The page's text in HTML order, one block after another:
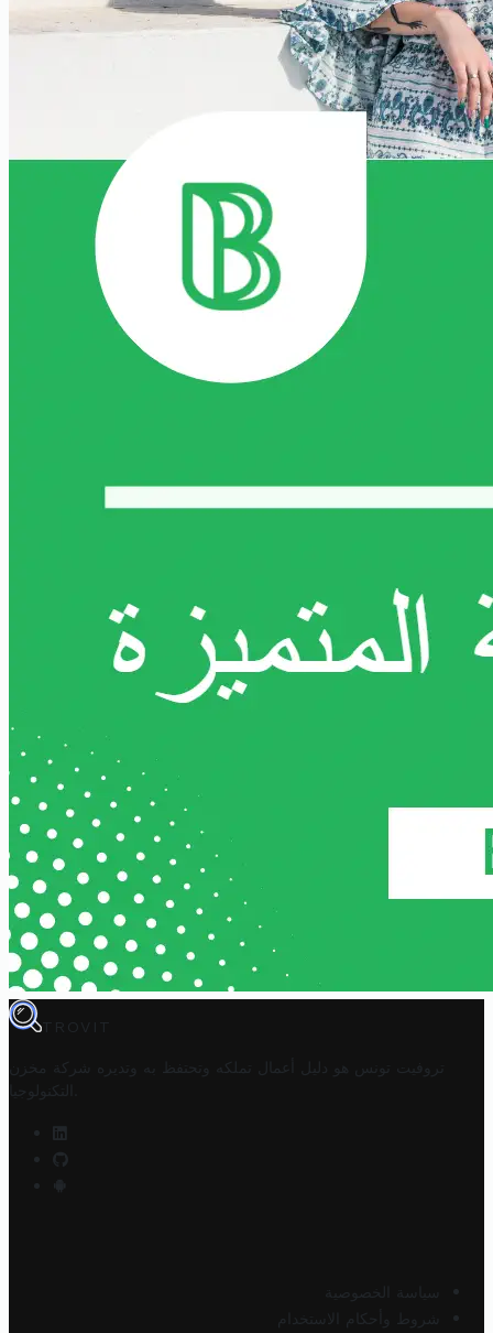
TROVIT
تروفيت تونس هو دليل أعمال تملكه وتحتفظ به وتديره
شركة مخزن
التكنولوجيا
سياسة الخصوصية
شروط وأحكام الاستخدام